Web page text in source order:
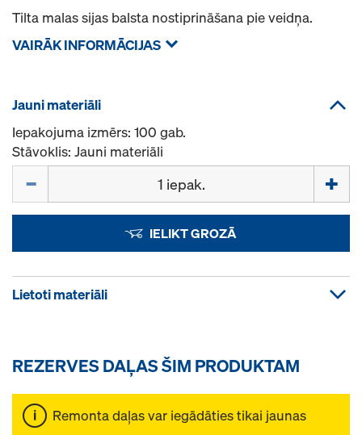
Tilta malas sijas balsta nostiprināšana pie veidņa.
VAIRĀK INFORMĀCIJAS
Jauni materiāli
Iepakojuma izmērs: 100 gab.
Stāvoklis: Jauni materiāli
IELIKT GROZĀ
Lietoti materiāli
REZERVES DAĻAS ŠIM PRODUKTAM
Remonta daļas var iegādāties tikai jaunas